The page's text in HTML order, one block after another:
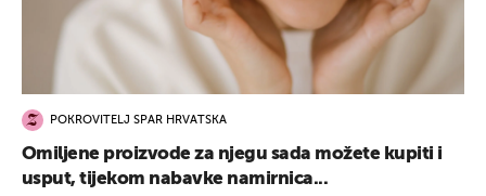
POKROVITELJ SPAR HRVATSKA
Omiljene proizvode za njegu sada možete kupiti i
usput, tijekom nabavke namirnica...